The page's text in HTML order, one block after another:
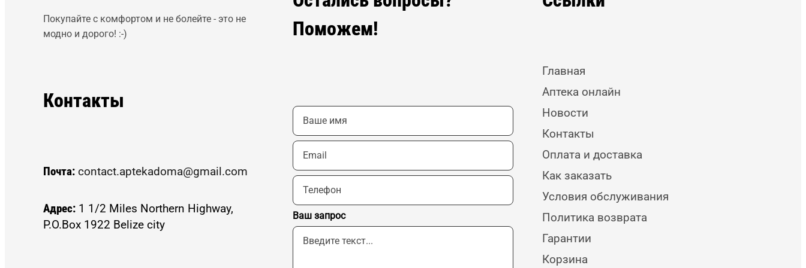
Покупайте с комфортом и не болейте - это не
модно и дорого! :-)
Контакты
Почта: contact.aptekadoma@gmail.com
Адрес: 1 1/2 Miles Northern Highway,
P.O.Box 1922 Belize city
Поможем!
Ваш запрос
Главная
Аптека онлайн
Новости
Контакты
Оплата и доставка
Как заказать
Условия обслуживания
Политика возврата
Гарантии
Корзина